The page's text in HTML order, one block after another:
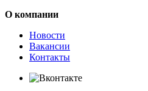
О компании
Новости
Вакансии
Контакты